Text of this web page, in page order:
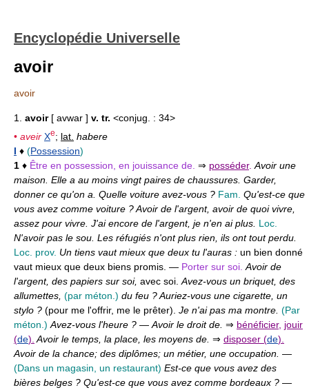
Encyclopédie Universelle
avoir
avoir
1. avoir[ avwar ] v. tr. <conjug. : 34>
• aveir Xe; lat. habere
I ♦ (Possession)
1 ♦ Être en possession, en jouissance de. ⇒ posséder. Avoir une
maison. Elle a au moins vingt paires de chaussures. Garder,
donner ce qu'on a. Quelle voiture avez-vous ? Fam. Qu'est-ce que
vous avez comme voiture ? Avoir de l'argent, avoir de quoi vivre,
assez pour vivre. J'ai encore de l'argent, je n'en ai plus. Loc.
N'avoir pas le sou. Les réfugiés n'ont plus rien, ils ont tout perdu.
Loc. prov. Un tiens vaut mieux que deux tu l'auras : un bien donné
vaut mieux que deux biens promis. — Porter sur soi. Avoir de
l'argent, des papiers sur soi, avec soi. Avez-vous un briquet, des
allumettes, (par méton.) du feu ? Auriez-vous une cigarette, un
stylo ? (pour me l'offrir, me le prêter). Je n'ai pas ma montre. (Par
méton.) Avez-vous l'heure ? — Avoir le droit de. ⇒ bénéficier, jouir
(de). Avoir le temps, la place, les moyens de. ⇒ disposer (de).
Avoir de la chance; des diplômes; un métier, une occupation. —
(Dans un magasin, un restaurant) Est-ce que vous avez des
bières belges ? Qu'est-ce que vous avez comme bordeaux ? —